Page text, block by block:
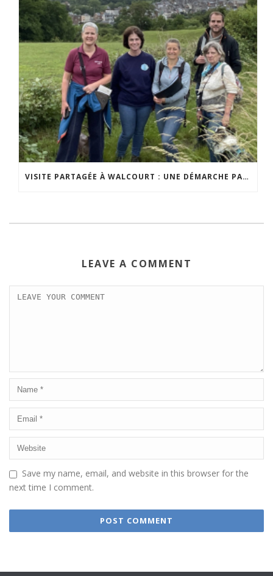
VISITE PARTAGÉE À WALCOURT : UNE DÉMARCHE PARTICIPATIVE ANIMÉE PAR ESPACE ENVIRONNEMENT
LEAVE A COMMENT
Save my name, email, and website in this browser for the
next time I comment.